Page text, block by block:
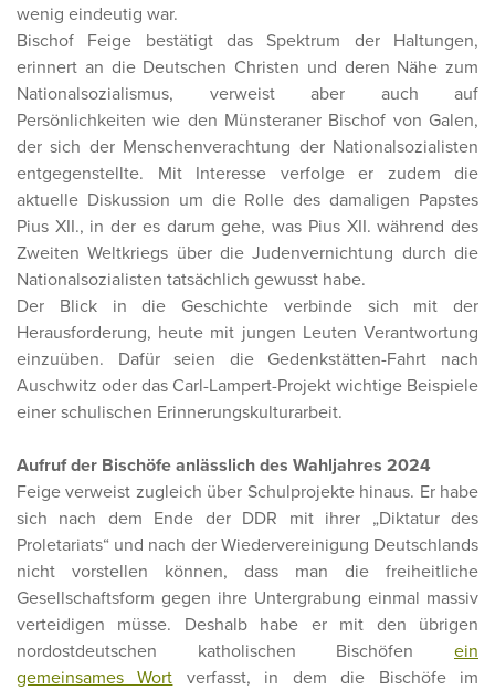
wenig eindeutig war.
Bischof Feige bestätigt das Spektrum der Haltungen,
erinnert an die Deutschen Christen und deren Nähe zum
Nationalsozialismus, verweist aber auch auf
Persönlichkeiten wie den Münsteraner Bischof von Galen,
der sich der Menschenverachtung der Nationalsozialisten
entgegenstellte. Mit Interesse verfolge er zudem die
aktuelle Diskussion um die Rolle des damaligen Papstes
Pius XII., in der es darum gehe, was Pius XII. während des
Zweiten Weltkriegs über die Judenvernichtung durch die
Nationalsozialisten tatsächlich gewusst habe.
Der Blick in die Geschichte verbinde sich mit der
Herausforderung, heute mit jungen Leuten Verantwortung
einzuüben. Dafür seien die Gedenkstätten-Fahrt nach
Auschwitz oder das Carl-Lampert-Projekt wichtige Beispiele
einer schulischen Erinnerungskulturarbeit.
Aufruf der Bischöfe anlässlich des Wahljahres 2024
Feige verweist zugleich über Schulprojekte hinaus. Er habe
sich nach dem Ende der DDR mit ihrer „Diktatur des
Proletariats“ und nach der Wiedervereinigung Deutschlands
nicht vorstellen können, dass man die freiheitliche
Gesellschaftsform gegen ihre Untergrabung einmal massiv
verteidigen müsse. Deshalb habe er mit den übrigen
nordostdeutschen katholischen Bischöfen ein
gemeinsames Wort verfasst, in dem die Bischöfe im